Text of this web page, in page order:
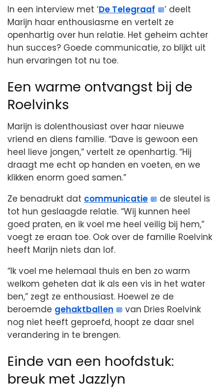
In een interview met ‘De Telegraaf
’ deelt
Marijn haar enthousiasme en vertelt ze
openhartig over hun relatie. Het geheim achter
hun succes? Goede communicatie, zo blijkt uit
hun ervaringen tot nu toe.
Een warme ontvangst bij de
Roelvinks
Marijn is dolenthousiast over haar nieuwe
vriend en diens familie. “Dave is gewoon een
heel lieve jongen,” vertelt ze openhartig. “Hij
draagt me echt op handen en voeten, en we
klikken enorm goed samen.”
Ze benadrukt dat communicatie
de sleutel is
tot hun geslaagde relatie. “Wij kunnen heel
goed praten, en ik voel me heel veilig bij hem,”
voegt ze eraan toe. Ook over de familie Roelvink
heeft Marijn niets dan lof.
“Ik voel me helemaal thuis en ben zo warm
welkom geheten dat ik als een vis in het water
ben,” zegt ze enthousiast. Hoewel ze de
beroemde gehaktballen
van Dries Roelvink
nog niet heeft geproefd, hoopt ze daar snel
verandering in te brengen.
Einde van een hoofdstuk:
breuk met Jazzlyn